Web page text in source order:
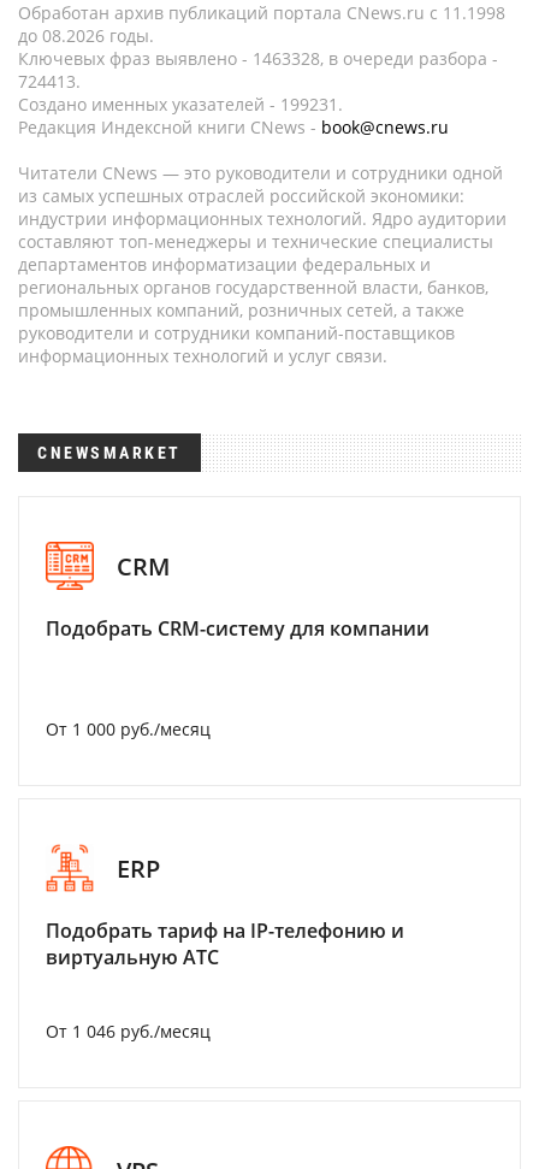
Обработан архив публикаций портала CNews.ru c 11.1998
до 08.2026 годы.
Ключевых фраз выявлено - 1463328, в очереди разбора -
724413.
Создано именных указателей - 199231.
Редакция Индексной книги CNews - book@cnews.ru
Читатели CNews — это руководители и сотрудники одной
из самых успешных отраслей российской экономики:
индустрии информационных технологий. Ядро аудитории
составляют топ-менеджеры и технические специалисты
департаментов информатизации федеральных и
региональных органов государственной власти, банков,
промышленных компаний, розничных сетей, а также
руководители и сотрудники компаний-поставщиков
информационных технологий и услуг связи.
CNEWSMARKET
CRM
Подобрать CRM-систему для компании
От 1 000 руб./месяц
ERP
Подобрать тариф на IP-телефонию и
виртуальную АТС
От 1 046 руб./месяц